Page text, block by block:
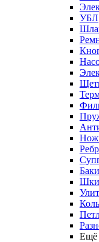
УБЛ
Ещё